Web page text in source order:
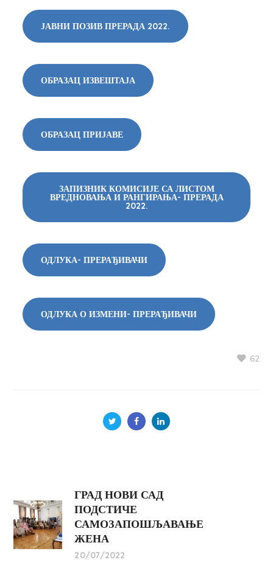
ЈАВНИ ПОЗИВ ПРЕРАДА 2022.
ОБРАЗАЦ ИЗВЕШТАЈА
ОБРАЗАЦ ПРИЈАВЕ
ЗАПИЗНИК КОМИСИЈЕ СА ЛИСТОМ
ВРЕДНОВАЊА И РАНГИРАЊА- ПРЕРАДА
2022.
ОДЛУКА- ПРЕРАЂИВАЧИ
ОДЛУКА О ИЗМЕНИ- ПРЕРАЂИВАЧИ
62
ГРАД НОВИ САД
ПОДСТИЧЕ
САМОЗАПОШЉАВАЊЕ
ЖЕНА
20/07/2022